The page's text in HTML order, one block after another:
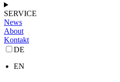
SERVICE
News
About
Kontakt
DE
EN